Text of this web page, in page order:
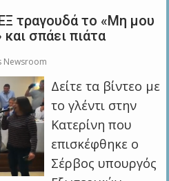
τραγουδά το «Μη μου
σπάει πιάτα
Newsroom
Δείτε τα βίντεο με
το γλέντι στην
Κατερίνη που
επισκέφθηκε ο
Σέρβος υπουργός